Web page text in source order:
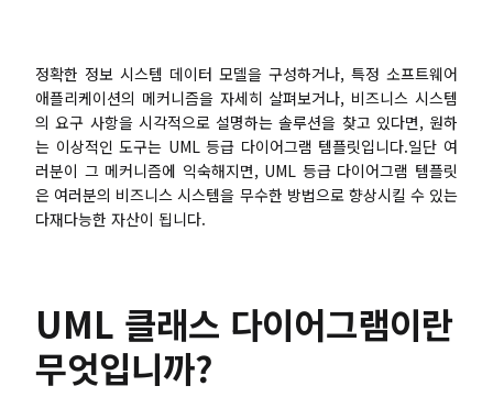
UML 다이어그램
조직도
사용자 여정 지도
아키텍처 다이어그램
워크플로우
스크럼 도구
리서치 및 분석
회의 및 워크숍
정확한 정보 시스템 데이터 모델을 구성하거나, 특정 소프트웨어
애플리케이션의 메커니즘을 자세히 살펴보거나, 비즈니스 시스템
의 요구 사항을 시각적으로 설명하는 솔루션을 찾고 있다면, 원하
는 이상적인 도구는 UML 등급 다이어그램 템플릿입니다.일단 여
러분이 그 메커니즘에 익숙해지면, UML 등급 다이어그램 템플릿
은 여러분의 비즈니스 시스템을 무수한 방법으로 향상시킬 수 있는
다재다능한 자산이 됩니다.
UML 클래스 다이어그램이란
무엇입니까?